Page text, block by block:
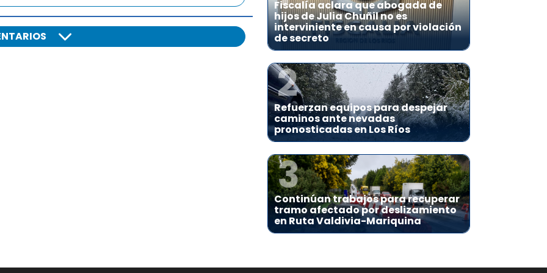
Fiscalía aclara que abogada de
hijos de Julia Chuñil no es
interviniente en causa por violación
de secreto
2
Refuerzan equipos para despejar
caminos ante nevadas
pronosticadas en Los Ríos
3
Continúan trabajos para recuperar
tramo afectado por deslizamiento
en Ruta Valdivia-Mariquina